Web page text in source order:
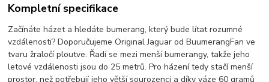
Kompletní specifikace
Začínáte házet a hledáte bumerang, který bude lítat rozumné
vzdálenosti? Doporučujeme Original Jaguar od BuumerangFan ve
tvaru žraločí ploutve. Řadí se mezi menší bumerangy, takže jeho
letové vzdálenosti jsou do 25 metrů. Pro házení tedy stačí menší
prostor, než potřebují jeho větší sourozenci a díky váze 60 gramů